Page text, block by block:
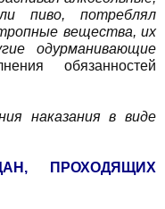
пиво, потреблял
вещества, их
одурманивающие
обязанностей
наказания в виде
ПРОХОДЯЩИХ